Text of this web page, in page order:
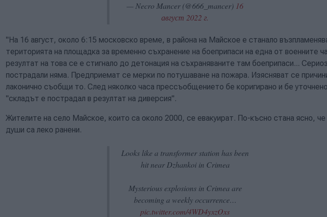
— Necro Mancer (@666_mancer) 16
август 2022 г.
"На 16 август, около 6:15 московско време, в района на Майское е станало
територията на площадка за временно съхранение на боеприпаси на една от военните
резултат на това се е стигнало до детонация на съхраняваните там боеприпаси...
пострадали няма. Предприемат се мерки по потушаване на пожара. Изясняват се
лаконично съобщи то. След няколко часа прессъобщението бе коригирано и бе
"складът е пострадал в резултат на диверсия".
Жителите на село Майское, които са около 2000, се евакуират. По-късно стана ясно,
души са леко ранени.
Looks like a transformer station has been
hit near Dzhankoi in Crimea
Mysterious explosions in Crimea are
becoming a weekly occurrence…
pic.twitter.com/4WD4yxzOxs